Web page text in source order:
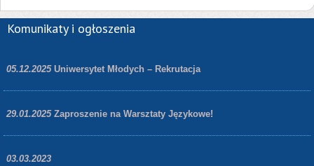
Komunikaty i ogłoszenia
05.12.2025 Uniwersytet Młodych – Rekrutacja
29.01.2025 Zaproszenie na Warsztaty Językowe!
03.03.2023